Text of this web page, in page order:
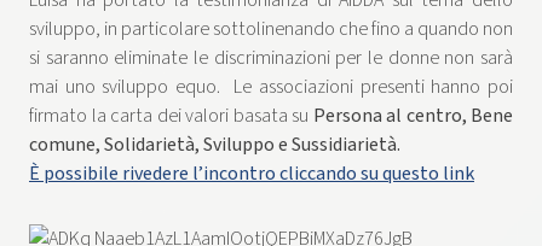
sviluppo, in particolare sottolinenando che fino a quando non
si saranno eliminate le discriminazioni per le donne non sarà
mai uno sviluppo equo. Le associazioni presenti hanno poi
firmato la carta dei valori basata su Persona al centro, Bene
comune, Solidarietà, Sviluppo e Sussidiarietà.
È possibile rivedere l’incontro cliccando su questo link